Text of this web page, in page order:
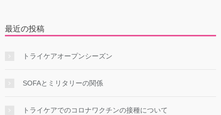
最近の投稿
トライケアオープンシーズン
SOFAとミリタリーの関係
トライケアでのコロナワクチンの接種について